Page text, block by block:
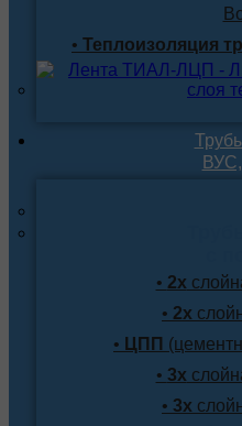
• Теплоизоляция
• 2х
• 2х
• ЦПП
• 3х
• 3х